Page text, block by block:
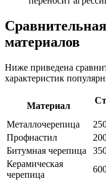
материалов
Ниже приведена
характеристик
Материал
Металлочерепица
Профнастил
Битумная черепица
Керамическая
черепица